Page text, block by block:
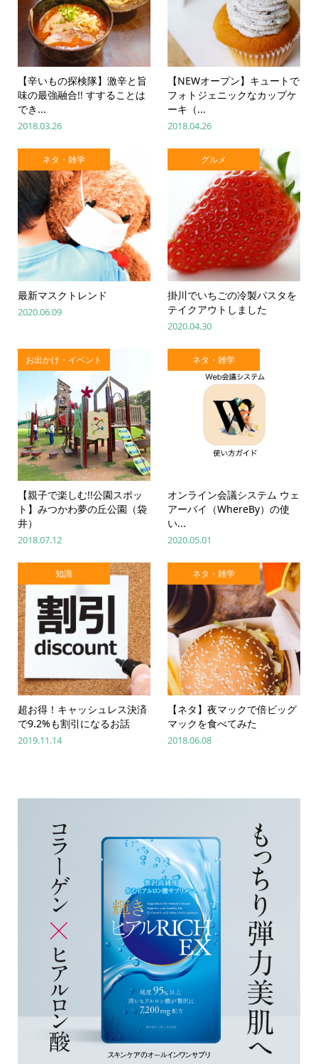
【辛いもの探検隊】激辛と旨
味の最強融合!! すすることは
でき...
2018.03.26
【NEWオープン】キュートで
フォトジェニックなカップケ
ーキ（...
2018.04.26
ネタ・雑学
最新マスクトレンド
2020.06.09
グルメ
掛川でいちごの冷製パスタを
テイクアウトしました
2020.04.30
お出かけ・イベント
【親子で楽しむ!!公園スポッ
ト】みつかわ夢の丘公園（袋
井）
2018.07.12
ネタ・雑学
オンライン会議システム ウェ
アーバイ（WhereBy）の使
い...
2020.05.01
知識
超お得！キャッシュレス決済
で9.2%も割引になるお話
2019.11.14
ネタ・雑学
【ネタ】夜マックで倍ビッグ
マックを食べてみた
2018.06.08